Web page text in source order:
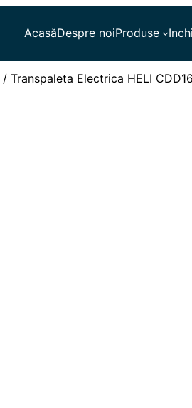
AcasăDespre noiProduse
/ Transpaleta Electrica HELI CDD16